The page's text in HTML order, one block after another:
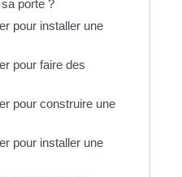
porte ?
pour installer une
pour faire des
pour construire une
pour installer une